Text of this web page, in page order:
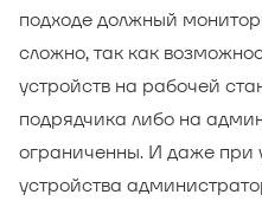
подходе должный
сложно, так как
устройств на рабочей
подрядчика либо на
ограниченны. И даже при
устройства